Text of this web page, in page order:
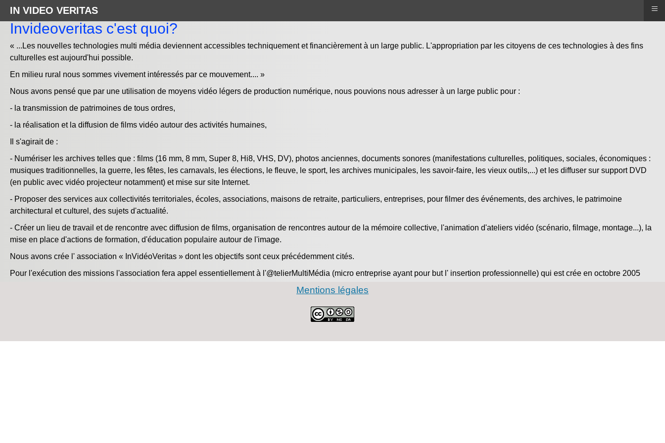
Invideoveritas c'est quoi?
« ...Les nouvelles technologies multi média deviennent accessibles techniquement et financièrement à un large public. L'appropriation par les citoyens de ces technologies à des fins
culturelles est aujourd'hui possible.
En milieu rural nous sommes vivement intéressés par ce mouvement.... »
Nous avons pensé que par une utilisation de moyens vidéo légers de production numérique, nous pouvions nous adresser à un large public pour :
- la transmission de patrimoines de tous ordres,
- la réalisation et la diffusion de films vidéo autour des activités humaines,
Il s'agirait de :
- Numériser les archives telles que : films (16 mm, 8 mm, Super 8, Hi8, VHS, DV), photos anciennes, documents sonores (manifestations culturelles, politiques, sociales, économiques :
musiques traditionnelles, la guerre, les fêtes, les carnavals, les élections, le fleuve, le sport, les archives municipales, les savoir-faire, les vieux outils,...) et les diffuser sur support DVD
(en public avec vidéo projecteur notamment) et mise sur site Internet.
- Proposer des services aux collectivités territoriales, écoles, associations, maisons de retraite, particuliers, entreprises, pour filmer des événements, des archives, le patrimoine
architectural et culturel, des sujets d'actualité.
- Créer un lieu de travail et de rencontre avec diffusion de films, organisation de rencontres autour de la mémoire collective, l'animation d'ateliers vidéo (scénario, filmage, montage...), la
mise en place d'actions de formation, d'éducation populaire autour de l'image.
Nous avons crée l' association « InVidéoVeritas » dont les objectifs sont ceux précédemment cités.
Pour l'exécution des missions l'association fera appel essentiellement à l'@telierMultiMédia (micro entreprise ayant pour but l' insertion professionnelle) qui est crée en octobre 2005
Mentions légales
IN VIDEO VERITAS ≡